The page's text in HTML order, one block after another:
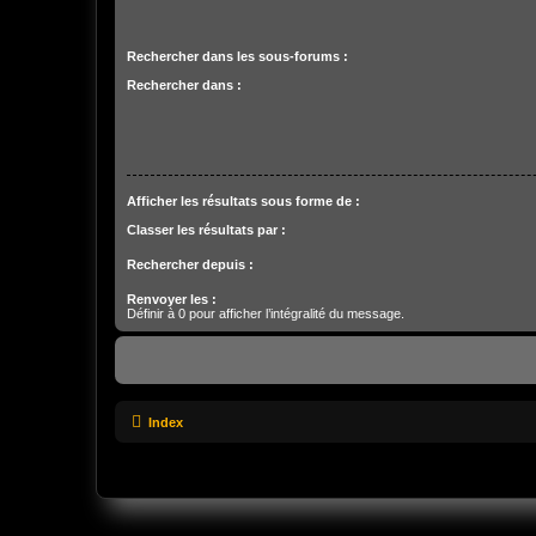
Rechercher dans les sous-forums :
Rechercher dans :
Afficher les résultats sous forme de :
Classer les résultats par :
Rechercher depuis :
Renvoyer les :
Définir à 0 pour afficher l’intégralité du message.
Index